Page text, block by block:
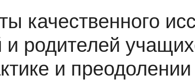
качественного
и родителей
и